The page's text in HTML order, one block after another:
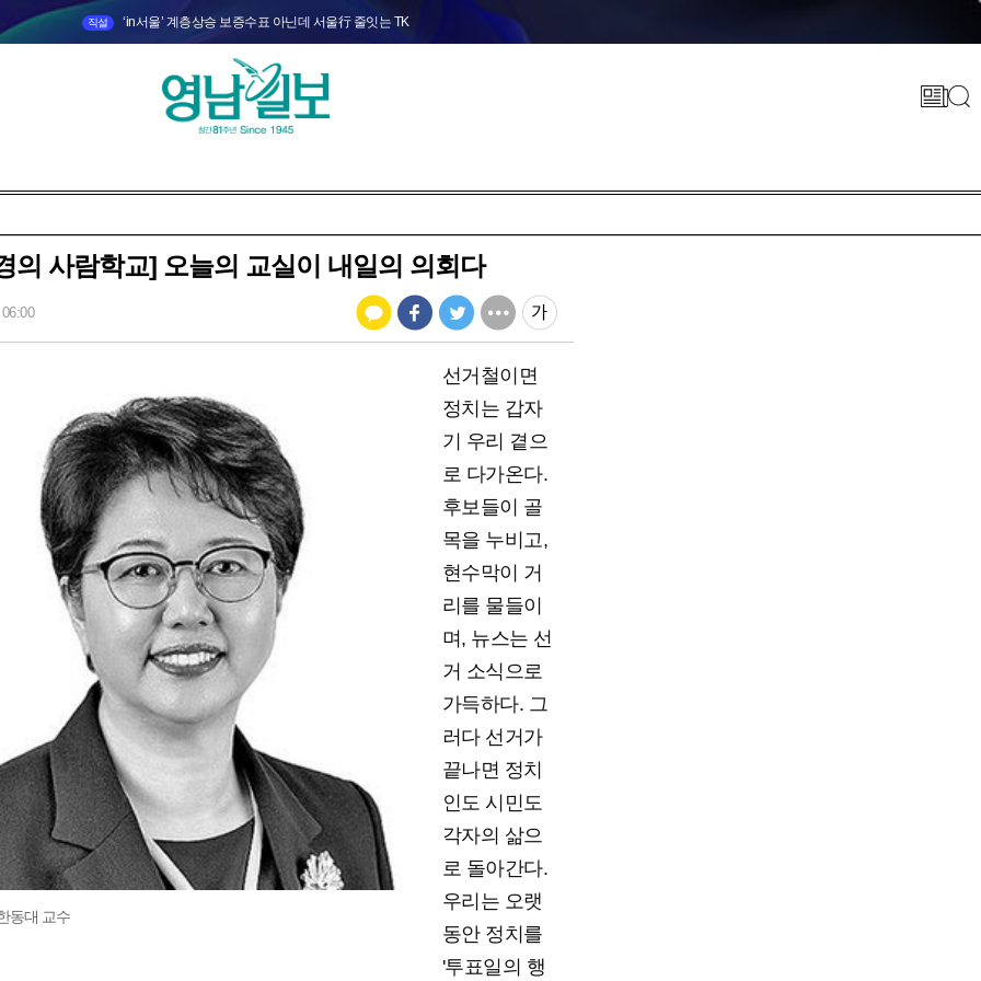
직설 ‘in서울’ 계층상승 보증수표 아닌데 서울行 줄잇는 TK
의 사람학교] 오늘의 교실이 내일의 의회다
동대 교수
선거철이면
정치는 갑자
기 우리 곁으
로 다가온다.
후보들이 골
목을 누비고,
현수막이 거
리를 물들이
며, 뉴스는 선
거 소식으로
가득하다. 그
러다 선거가
끝나면 정치
인도 시민도
각자의 삶으
로 돌아간다.
우리는 오랫
동안 정치를
'투표일의 행